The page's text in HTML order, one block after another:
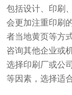
包括设计、印刷
会更加注重印刷
者当地黄页等方
咨询其他企业或
选择印刷厂或公
等因素，选择适